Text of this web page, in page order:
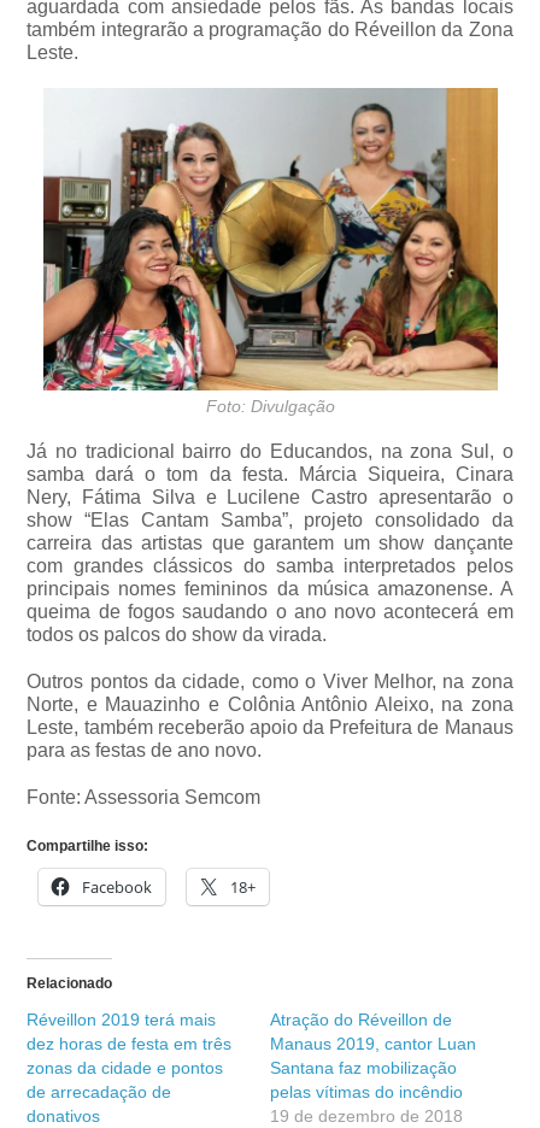
aguardada com ansiedade pelos fãs. As bandas locais
também integrarão a programação do Réveillon da Zona
Leste.
Foto: Divulgação
Já no tradicional bairro do Educandos, na zona Sul, o
samba dará o tom da festa. Márcia Siqueira, Cinara
Nery, Fátima Silva e Lucilene Castro apresentarão o
show “Elas Cantam Samba”, projeto consolidado da
carreira das artistas que garantem um show dançante
com grandes clássicos do samba interpretados pelos
principais nomes femininos da música amazonense. A
queima de fogos saudando o ano novo acontecerá em
todos os palcos do show da virada.
Outros pontos da cidade, como o Viver Melhor, na zona
Norte, e Mauazinho e Colônia Antônio Aleixo, na zona
Leste, também receberão apoio da Prefeitura de Manaus
para as festas de ano novo.
Fonte: Assessoria Semcom
Compartilhe isso:
Facebook 18+
Relacionado
Réveillon 2019 terá mais
dez horas de festa em três
zonas da cidade e pontos
de arrecadação de
donativos
Atração do Réveillon de
Manaus 2019, cantor Luan
Santana faz mobilização
pelas vítimas do incêndio
19 de dezembro de 2018